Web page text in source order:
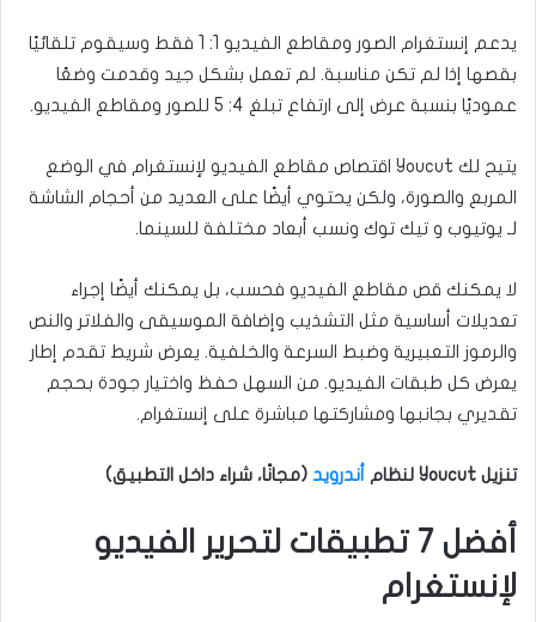
يدعم إنستغرام الصور ومقاطع الفيديو 1: 1 فقط وسيقوم تلقائيًا
بقصها إذا لم تكن مناسبة. لم تعمل بشكل جيد وقدمت وضعًا
عموديًا بنسبة عرض إلى ارتفاع تبلغ 4: 5 للصور ومقاطع الفيديو.
يتيح لك Youcut اقتصاص مقاطع الفيديو لإنستغرام في الوضع
المربع والصورة، ولكن يحتوي أيضًا على العديد من أحجام الشاشة
لـ يوتيوب و تيك توك ونسب أبعاد مختلفة للسينما.
لا يمكنك قص مقاطع الفيديو فحسب، بل يمكنك أيضًا إجراء
تعديلات أساسية مثل التشذيب وإضافة الموسيقى والفلاتر والنص
والرموز التعبيرية وضبط السرعة والخلفية. يعرض شريط تقدم إطار
يعرض كل طبقات الفيديو. من السهل حفظ واختيار جودة بحجم
تقديري بجانبها ومشاركتها مباشرة على إنستغرام.
تنزيل Youcut لنظام أندرويد (مجانًا، شراء داخل التطبيق)
أفضل 7 تطبيقات لتحرير الفيديو
لإنستغرام